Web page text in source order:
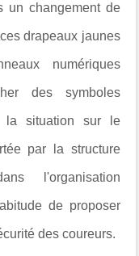
un changement de
drapeaux jaunes
numériques
des symboles
la situation sur le
par la structure
l'organisation
de proposer
des coureurs.